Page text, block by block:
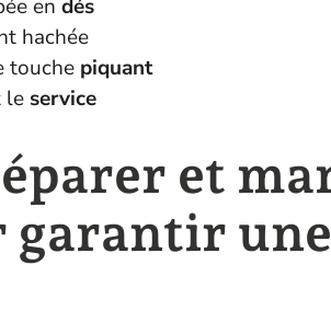
en dés
hachée
touche piquant
le service
et
garantir